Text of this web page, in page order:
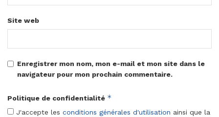
Site web
Enregistrer mon nom, mon e-mail et mon site dans le
navigateur pour mon prochain commentaire.
Politique de confidentialité *
J'accepte les conditions générales d'utilisation ainsi que la